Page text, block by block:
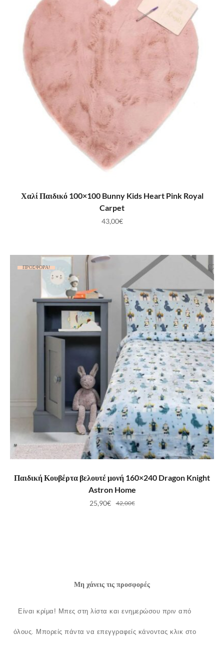
ΠΡΟΣΘΉΚΗ ΣΤΟ ΚΑΛΆΘΙ
Χαλί Παιδικό 100×100 Bunny Kids Heart Pink Royal
Carpet
43,00€
ΠΡΟΣΦΟΡΆ!
ΠΡΟΣΘΉΚΗ ΣΤΟ ΚΑΛΆΘΙ
Παιδική Κουβέρτα βελουτέ μονή 160×240 Dragon Knight
Astron Home
42,00€
25,90€
Μη χάνεις τις προσφορές
Είναι κρίμα! Μπες στη λίστα και ενημερώσου πριν από
όλους. Μπορείς πάντα να επεγγραφείς κάνοντας κλικ στο